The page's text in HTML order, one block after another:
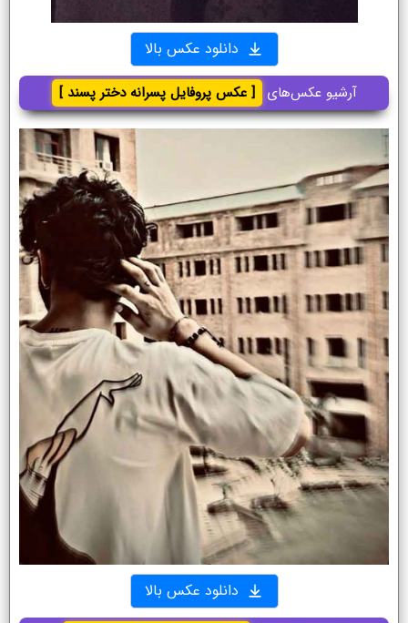
دانلود عکس بالا
آرشیو عکس‌های [ عکس پروفایل پسرانه دختر پسند ]
دانلود عکس بالا